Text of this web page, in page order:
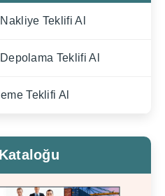
Teklifi Al
Teklifi Al
Teklifi Al